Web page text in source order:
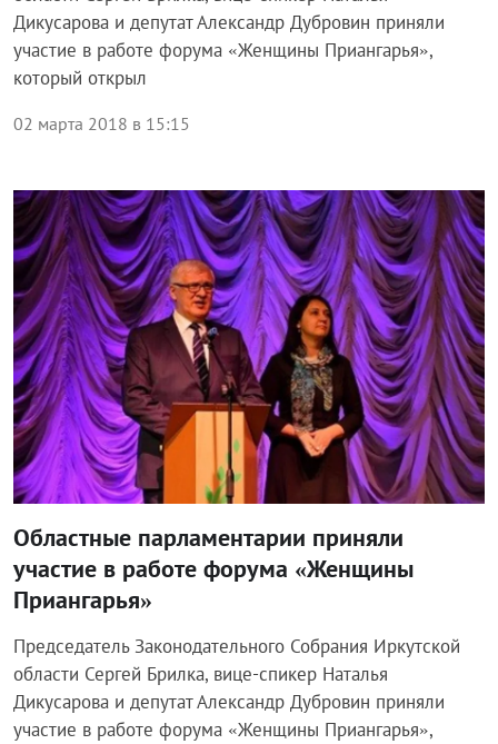
Дикусарова и депутат Александр Дубровин приняли
участие в работе форума «Женщины Приангарья»,
который открыл
02 марта 2018 в 15:15
Блог Законодательного собрания
Областные парламентарии приняли
участие в работе форума «Женщины
Приангарья»
Председатель Законодательного Собрания Иркутской
области Сергей Брилка, вице-спикер Наталья
Дикусарова и депутат Александр Дубровин приняли
участие в работе форума «Женщины Приангарья»,